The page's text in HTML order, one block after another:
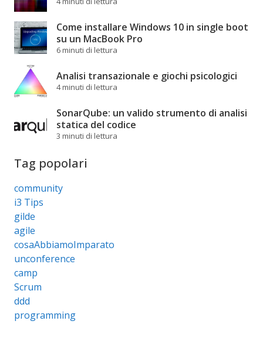
Come installare Windows 10 in single boot
su un MacBook Pro
6 minuti di lettura
Analisi transazionale e giochi psicologici
4 minuti di lettura
SonarQube: un valido strumento di analisi
statica del codice
3 minuti di lettura
Tag popolari
community
i3 Tips
gilde
agile
cosaAbbiamoImparato
unconference
camp
Scrum
ddd
programming